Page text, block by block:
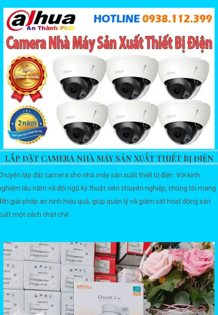
LẮP ĐẶT CAMERA NHÀ MÁY SẢN XUẤT THIẾT BỊ ĐIỆN
lắp đặt camera cho nhà máy sản xuất thiết bị điện. Với kinh
lâu năm và đội ngũ kỹ thuật viên chuyên nghiệp, chúng tôi mang
giải pháp an ninh hiệu quả, giúp quản lý và giám sát hoạt động sản
một cách chặt chẽ